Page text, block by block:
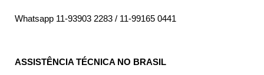
Whatsapp 11-93903 2283 / 11-99165 0441
ASSISTÊNCIA TÉCNICA NO BRASIL